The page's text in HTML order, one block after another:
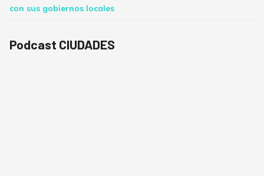
con sus gobiernos locales
Podcast CIUDADES